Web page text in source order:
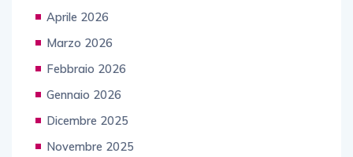
Aprile 2026
Marzo 2026
Febbraio 2026
Gennaio 2026
Dicembre 2025
Novembre 2025